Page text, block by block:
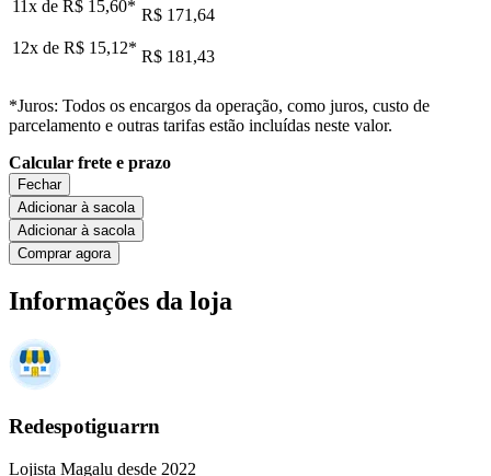
11x de R$ 15,60* R$ 171,64
12x de R$ 15,12* R$ 181,43
*Juros: Todos os encargos da operação, como juros, custo de
parcelamento e outras tarifas estão incluídas neste valor.
Calcular frete e prazo
Fechar
Adicionar à sacola
Adicionar à sacola
Comprar agora
Informações da loja
Redespotiguarrn
Lojista Magalu desde 2022